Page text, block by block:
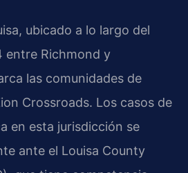
ubicado a lo largo del
entre Richmond y
las comunidades de
Crossroads. Los casos de
en esta jurisdicción se
ante el Louisa County